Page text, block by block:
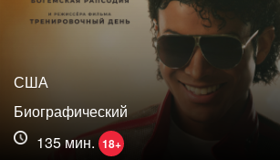
США
Биографический
135 мин. 18+